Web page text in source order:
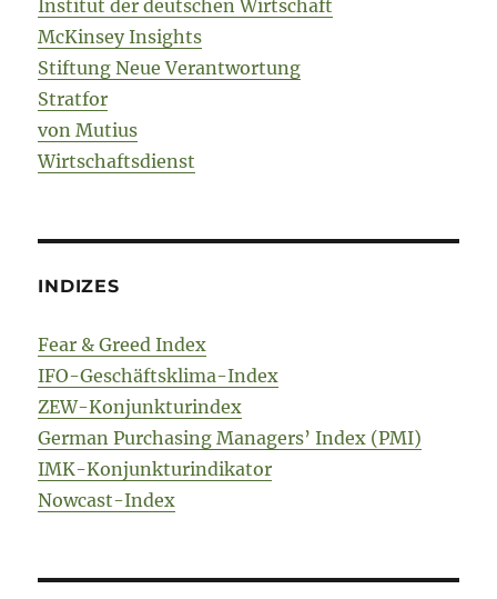
Institut der deutschen Wirtschaft
McKinsey Insights
Stiftung Neue Verantwortung
Stratfor
von Mutius
Wirtschaftsdienst
INDIZES
Fear & Greed Index
IFO-Geschäftsklima-Index
ZEW-Konjunkturindex
German Purchasing Managers’ Index (PMI)
IMK-Konjunkturindikator
Nowcast-Index